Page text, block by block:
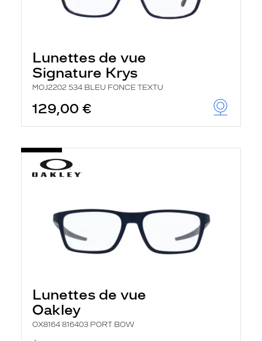
Lunettes de vue
Signature Krys
MOJ2202 534 BLEU FONCE TEXTU
129,00 €
Lunettes de vue
Oakley
OX8164 816403 PORT BOW